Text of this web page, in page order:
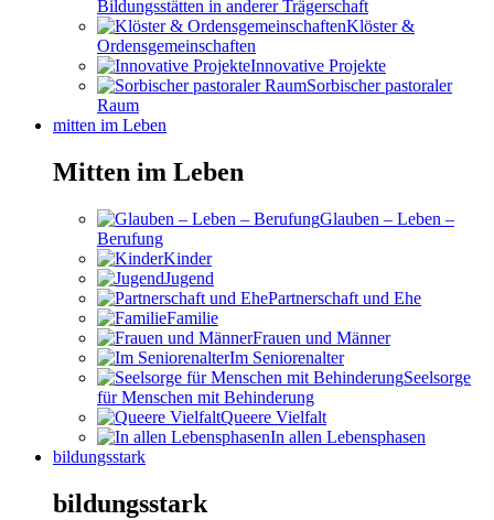
Bildungsstätten in anderer Trägerschaft
Klöster &
Ordensgemeinschaften
Innovative Projekte
Sorbischer pastoraler
Raum
mitten im Leben
Mitten im Leben
Glauben – Leben –
Berufung
Kinder
Jugend
Partnerschaft und Ehe
Familie
Frauen und Männer
Im Seniorenalter
Seelsorge
für Menschen mit Behinderung
Queere Vielfalt
In allen Lebensphasen
bildungsstark
bildungsstark